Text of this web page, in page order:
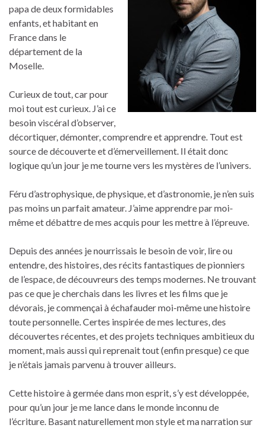
papa de deux formidables
enfants, et habitant en
France dans le
département de la
Moselle.
Curieux de tout, car pour
moi tout est curieux. J’ai ce
besoin viscéral d’observer,
décortiquer, démonter, comprendre et apprendre. Tout est
source de découverte et d’émerveillement. Il était donc
logique qu’un jour je me tourne vers les mystères de l’univers.
Féru d’astrophysique, de physique, et d’astronomie, je n’en suis
pas moins un parfait amateur. J’aime apprendre par moi-
même et débattre de mes acquis pour les mettre à l’épreuve.
Depuis des années je nourrissais le besoin de voir, lire ou
entendre, des histoires, des récits fantastiques de pionniers
de l’espace, de découvreurs des temps modernes. Ne trouvant
pas ce que je cherchais dans les livres et les films que je
dévorais, je commençai à échafauder moi-même une histoire
toute personnelle. Certes inspirée de mes lectures, des
découvertes récentes, et des projets techniques ambitieux du
moment, mais aussi qui reprenait tout (enfin presque) ce que
je n’étais jamais parvenu à trouver ailleurs.
Cette histoire à germée dans mon esprit, s’y est développée,
pour qu’un jour je me lance dans le monde inconnu de
l’écriture. Basant naturellement mon style et ma narration sur